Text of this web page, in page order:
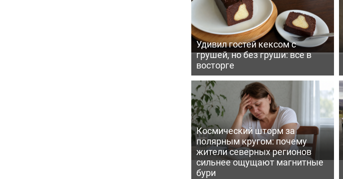
Удивил гостей кексом с
грушей, но без груши: все в
восторге
Космический шторм за
полярным кругом: почему
жители северных регионов
сильнее ощущают магнитные
бури